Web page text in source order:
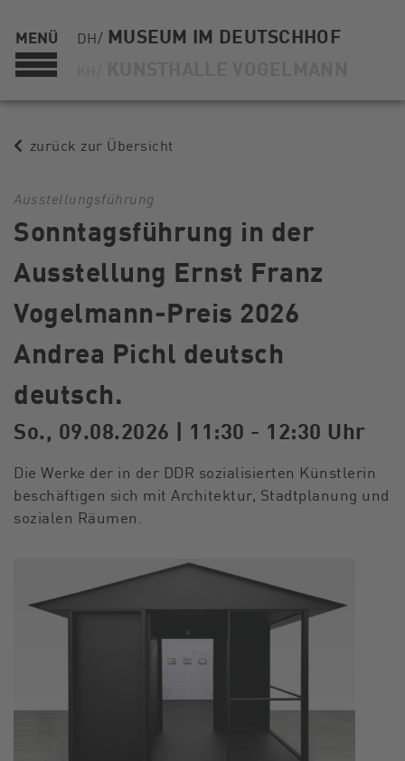
MENÜ DH/ MUSEUM IM DEUTSCHHOF
zurück zur Übersicht
Ausstellungsführung
Sonntagsführung in der
Ausstellung Ernst Franz
Vogelmann-Preis 2026
Andrea Pichl deutsch
deutsch.
So., 09.08.2026 | 11:30 - 12:30 Uhr
Die Werke der in der DDR sozialisierten Künstlerin
beschäftigen sich mit Architektur, Stadtplanung und
sozialen Räumen.